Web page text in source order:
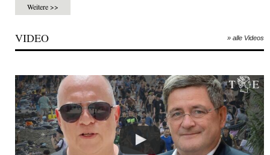
Weitere >>
VIDEO » alle Videos